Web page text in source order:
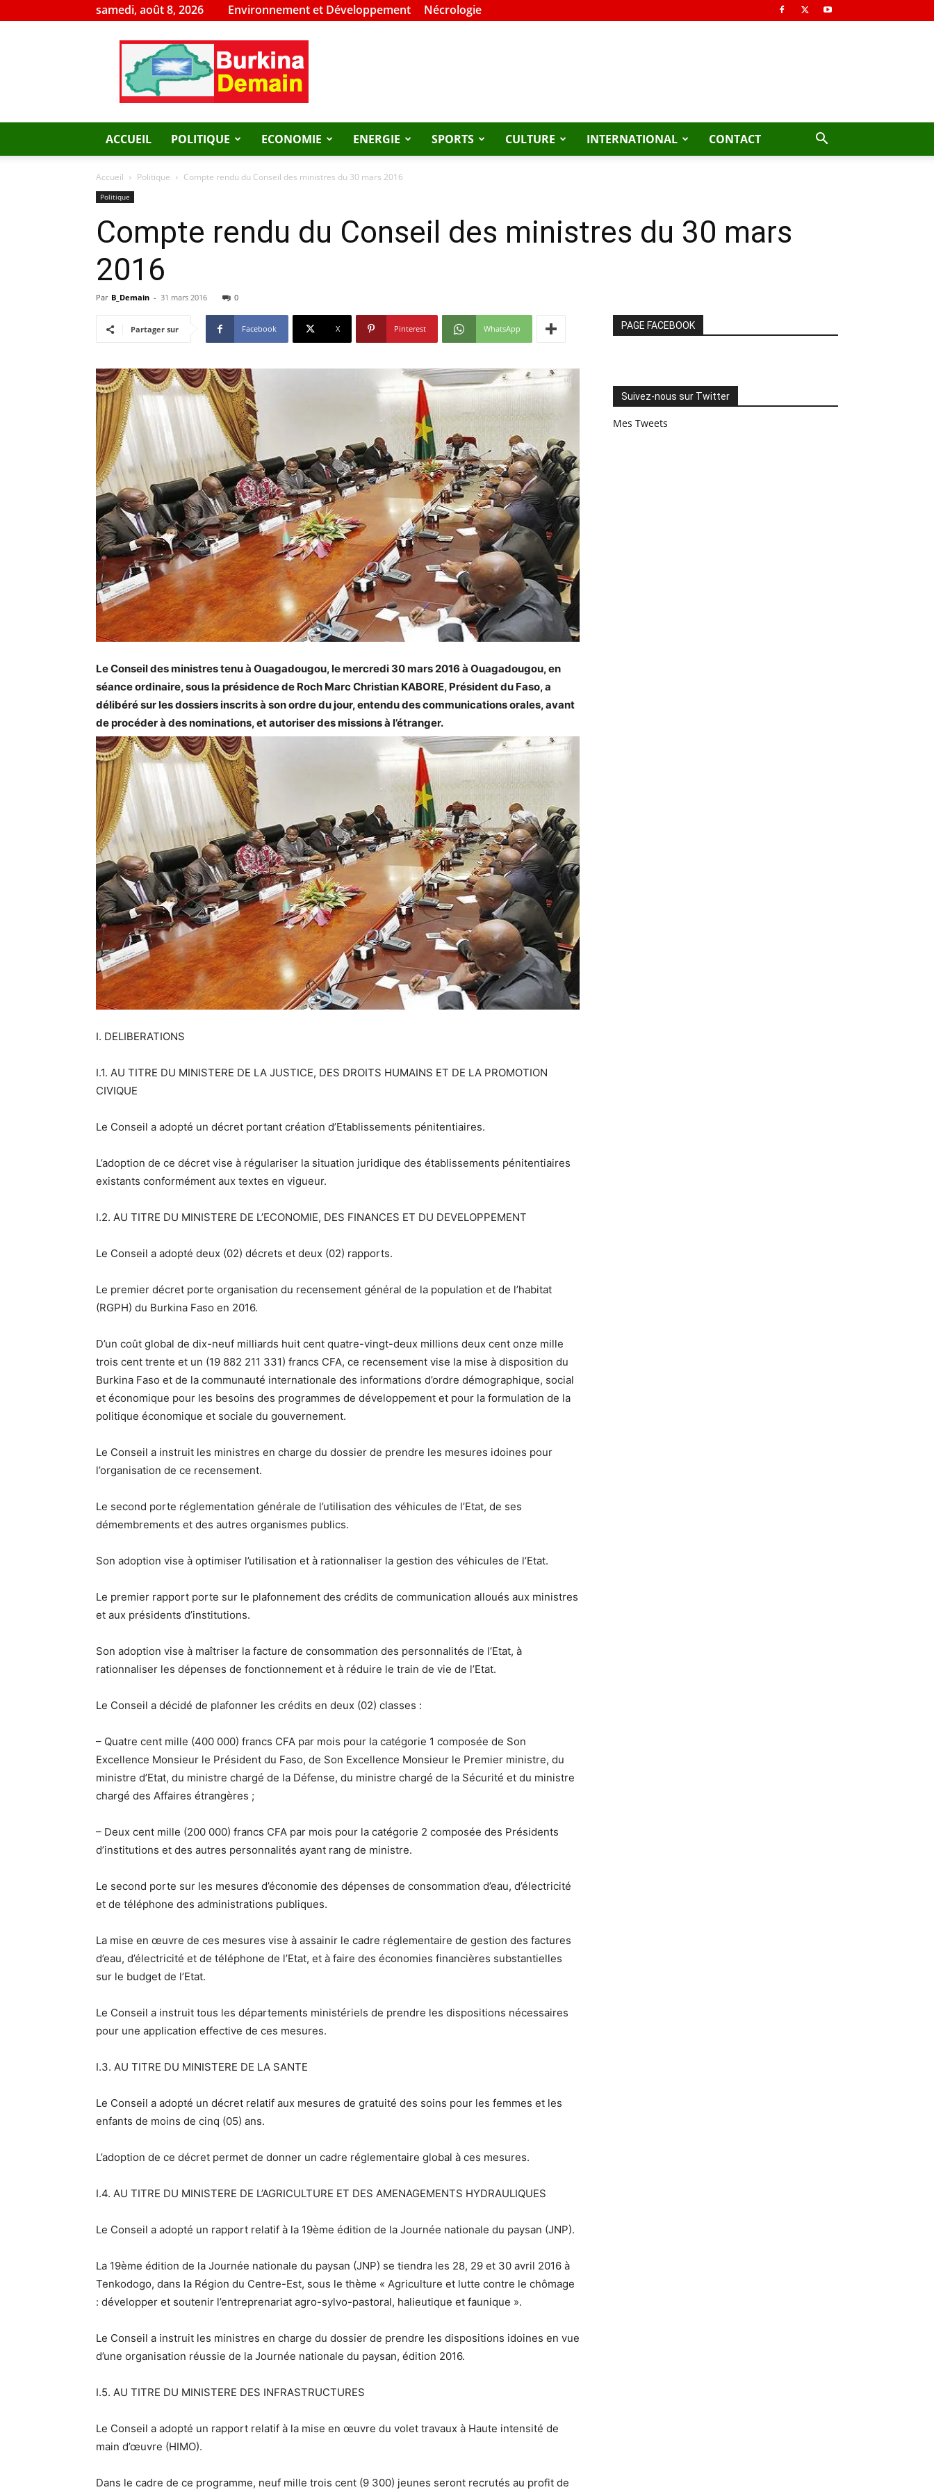
samedi, août 8, 2026 Environnement et Développement Nécrologie
Burkina
Demain
ACCUEIL POLITIQUE ECONOMIE ENERGIE SPORTS CULTURE INTERNATIONAL CONTACT
Accueil Politique Compte rendu du Conseil des ministres du 30 mars 2016
Politique
Compte rendu du Conseil des ministres du 30 mars
2016
Par B_Demain - 31 mars 2016 0
Partager sur Facebook X Pinterest WhatsApp
Le Conseil des ministres tenu à Ouagadougou, le mercredi 30 mars 2016 à Ouagadougou, en
séance ordinaire, sous la présidence de Roch Marc Christian KABORE, Président du Faso, a
délibéré sur les dossiers inscrits à son ordre du jour, entendu des communications orales, avant
de procéder à des nominations, et autoriser des missions à l’étranger.
I. DELIBERATIONS
I.1. AU TITRE DU MINISTERE DE LA JUSTICE, DES DROITS HUMAINS ET DE LA PROMOTION
CIVIQUE
Le Conseil a adopté un décret portant création d’Etablissements pénitentiaires.
L’adoption de ce décret vise à régulariser la situation juridique des établissements pénitentiaires
existants conformément aux textes en vigueur.
I.2. AU TITRE DU MINISTERE DE L’ECONOMIE, DES FINANCES ET DU DEVELOPPEMENT
Le Conseil a adopté deux (02) décrets et deux (02) rapports.
Le premier décret porte organisation du recensement général de la population et de l’habitat
(RGPH) du Burkina Faso en 2016.
D’un coût global de dix-neuf milliards huit cent quatre-vingt-deux millions deux cent onze mille
trois cent trente et un (19 882 211 331) francs CFA, ce recensement vise la mise à disposition du
Burkina Faso et de la communauté internationale des informations d’ordre démographique, social
et économique pour les besoins des programmes de développement et pour la formulation de la
politique économique et sociale du gouvernement.
Le Conseil a instruit les ministres en charge du dossier de prendre les mesures idoines pour
l’organisation de ce recensement.
Le second porte réglementation générale de l’utilisation des véhicules de l’Etat, de ses
démembrements et des autres organismes publics.
Son adoption vise à optimiser l’utilisation et à rationnaliser la gestion des véhicules de l’Etat.
Le premier rapport porte sur le plafonnement des crédits de communication alloués aux ministres
et aux présidents d’institutions.
Son adoption vise à maîtriser la facture de consommation des personnalités de l’Etat, à
rationnaliser les dépenses de fonctionnement et à réduire le train de vie de l’Etat.
Le Conseil a décidé de plafonner les crédits en deux (02) classes :
– Quatre cent mille (400 000) francs CFA par mois pour la catégorie 1 composée de Son
Excellence Monsieur le Président du Faso, de Son Excellence Monsieur le Premier ministre, du
ministre d’Etat, du ministre chargé de la Défense, du ministre chargé de la Sécurité et du ministre
chargé des Affaires étrangères ;
– Deux cent mille (200 000) francs CFA par mois pour la catégorie 2 composée des Présidents
d’institutions et des autres personnalités ayant rang de ministre.
Le second porte sur les mesures d’économie des dépenses de consommation d’eau, d’électricité
et de téléphone des administrations publiques.
La mise en œuvre de ces mesures vise à assainir le cadre réglementaire de gestion des factures
d’eau, d’électricité et de téléphone de l’Etat, et à faire des économies financières substantielles
sur le budget de l’Etat.
Le Conseil a instruit tous les départements ministériels de prendre les dispositions nécessaires
pour une application effective de ces mesures.
I.3. AU TITRE DU MINISTERE DE LA SANTE
Le Conseil a adopté un décret relatif aux mesures de gratuité des soins pour les femmes et les
enfants de moins de cinq (05) ans.
L’adoption de ce décret permet de donner un cadre réglementaire global à ces mesures.
I.4. AU TITRE DU MINISTERE DE L’AGRICULTURE ET DES AMENAGEMENTS HYDRAULIQUES
Le Conseil a adopté un rapport relatif à la 19ème édition de la Journée nationale du paysan (JNP).
La 19ème édition de la Journée nationale du paysan (JNP) se tiendra les 28, 29 et 30 avril 2016 à
Tenkodogo, dans la Région du Centre-Est, sous le thème « Agriculture et lutte contre le chômage
: développer et soutenir l’entreprenariat agro-sylvo-pastoral, halieutique et faunique ».
Le Conseil a instruit les ministres en charge du dossier de prendre les dispositions idoines en vue
d’une organisation réussie de la Journée nationale du paysan, édition 2016.
I.5. AU TITRE DU MINISTERE DES INFRASTRUCTURES
Le Conseil a adopté un rapport relatif à la mise en œuvre du volet travaux à Haute intensité de
main d’œuvre (HIMO).
Dans le cadre de ce programme, neuf mille trois cent (9 300) jeunes seront recrutés au profit de
PAGE FACEBOOK
Suivez-nous sur Twitter
Mes Tweets